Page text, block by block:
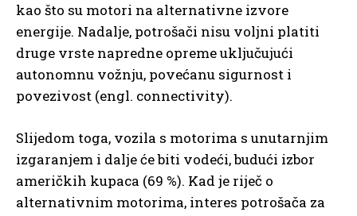
kao što su motori na alternativne izvore
energije. Nadalje, potrošači nisu voljni platiti
druge vrste napredne opreme uključujući
autonomnu vožnju, povećanu sigurnost i
povezivost (engl. connectivity).
Slijedom toga, vozila s motorima s unutarnjim
izgaranjem i dalje će biti vodeći, budući izbor
američkih kupaca (69 %). Kad je riječ o
alternativnim motorima, interes potrošača za